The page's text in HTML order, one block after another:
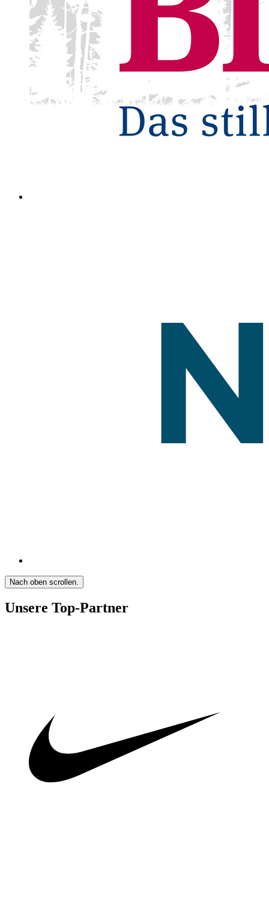
Nach oben scrollen.
Unsere Top-Partner